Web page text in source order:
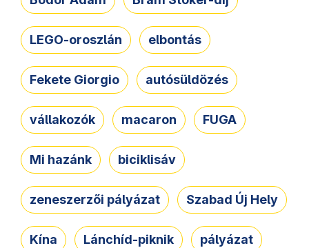
LEGO-oroszlán elbontás
Fekete Giorgio autósüldözés
vállakozók macaron FUGA
Mi hazánk biciklisáv
zeneszerzői pályázat Szabad Új Hely
Kína Lánchíd-piknik pályázat